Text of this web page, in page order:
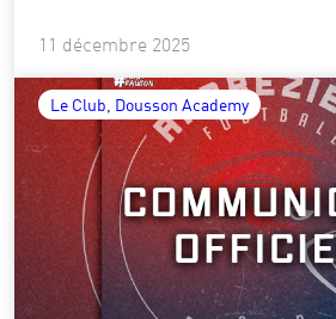
11 décembre 2025
Le Club Dousson Academy